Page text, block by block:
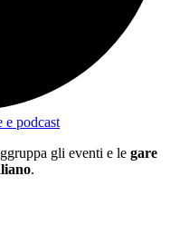
gli eventi e le gare
.